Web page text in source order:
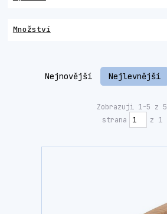
Množství
Nejnovější Nejlevnější
Zobrazuji 1-5 z 5
strana
z 1